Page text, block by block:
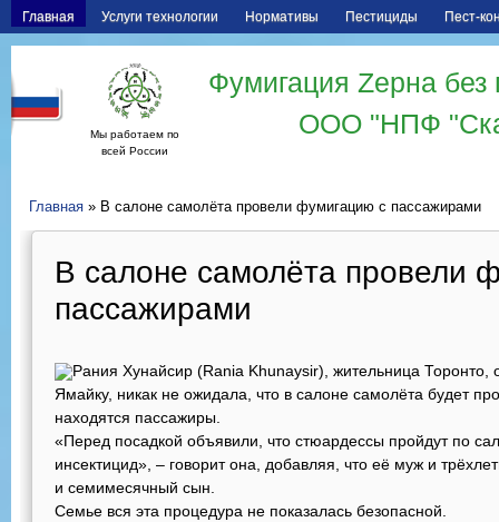
Главная Услуги технологии Нормативы Пестициды Пест-
Мы работаем по
всей России
Фумигация Zерна
ООО "НПФ
Главная » В салоне самолёта провели фумигацию с пассажирами
В салоне самолёта провели
пассажирами
Рания Хунайсир (Rania Khunaysir), жительница Торонто,
Ямайку, никак не ожидала, что в салоне самолёта будет
находятся пассажиры.
«Перед посадкой объявили, что стюардессы пройдут по
инсектицид», – говорит она, добавляя, что её муж и
и семимесячный сын.
Семье вся эта процедура не показалась безопасной.